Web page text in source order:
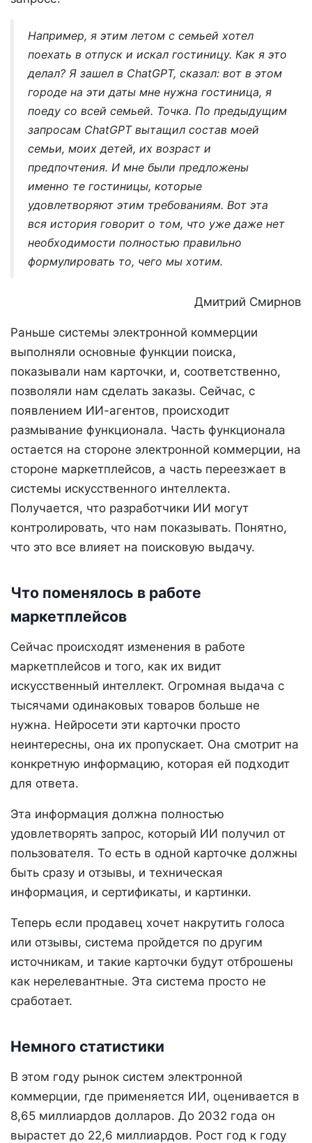
Например, я этим летом с семьей хотел
поехать в отпуск и искал гостиницу. Как я это
делал? Я зашел в ChatGPT, сказал: вот в этом
городе на эти даты мне нужна гостиница, я
поеду со всей семьей. Точка. По предыдущим
запросам ChatGPT вытащил состав моей
семьи, моих детей, их возраст и
предпочтения. И мне были предложены
именно те гостиницы, которые
удовлетворяют этим требованиям. Вот эта
вся история говорит о том, что уже даже нет
необходимости полностью правильно
формулировать то, чего мы хотим.
Дмитрий Смирнов
Раньше системы электронной коммерции
выполняли основные функции поиска,
показывали нам карточки, и, соответственно,
позволяли нам сделать заказы. Сейчас, с
появлением ИИ-агентов, происходит
размывание функционала. Часть функционала
остается на стороне электронной коммерции, на
стороне маркетплейсов, а часть переезжает в
системы искусственного интеллекта.
Получается, что разработчики ИИ могут
контролировать, что нам показывать. Понятно,
что это все влияет на поисковую выдачу.
Что поменялось в работе
маркетплейсов
Сейчас происходят изменения в работе
маркетплейсов и того, как их видит
искусственный интеллект. Огромная выдача с
тысячами одинаковых товаров больше не
нужна. Нейросети эти карточки просто
неинтересны, она их пропускает. Она смотрит на
конкретную информацию, которая ей подходит
для ответа.
Эта информация должна полностью
удовлетворять запрос, который ИИ получил от
пользователя. То есть в одной карточке должны
быть сразу и отзывы, и техническая
информация, и сертификаты, и картинки.
Теперь если продавец хочет накрутить голоса
или отзывы, система пройдется по другим
источникам, и такие карточки будут отброшены
как нерелевантные. Эта система просто не
сработает.
Немного статистики
В этом году рынок систем электронной
коммерции, где применяется ИИ, оценивается в
8,65 миллиардов долларов. До 2032 года он
вырастет до 22,6 миллиардов. Рост год к году